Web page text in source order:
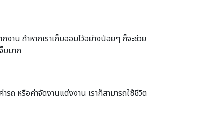
งาน ถ้าหากเราเก็บออมไว้อย่างน้อยๆ ก็จะช่วย
บมาก
ารถ หรือค่าจัดงานแต่งงาน เราก็สามารถใช้ชีวิต